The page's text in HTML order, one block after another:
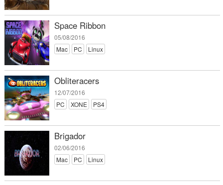
Space Ribbon
05/08/2016
Mac
PC Linux
Obliteracers
12/07/2016
PC
XONE PS4
Brigador
02/06/2016
Mac
PC Linux